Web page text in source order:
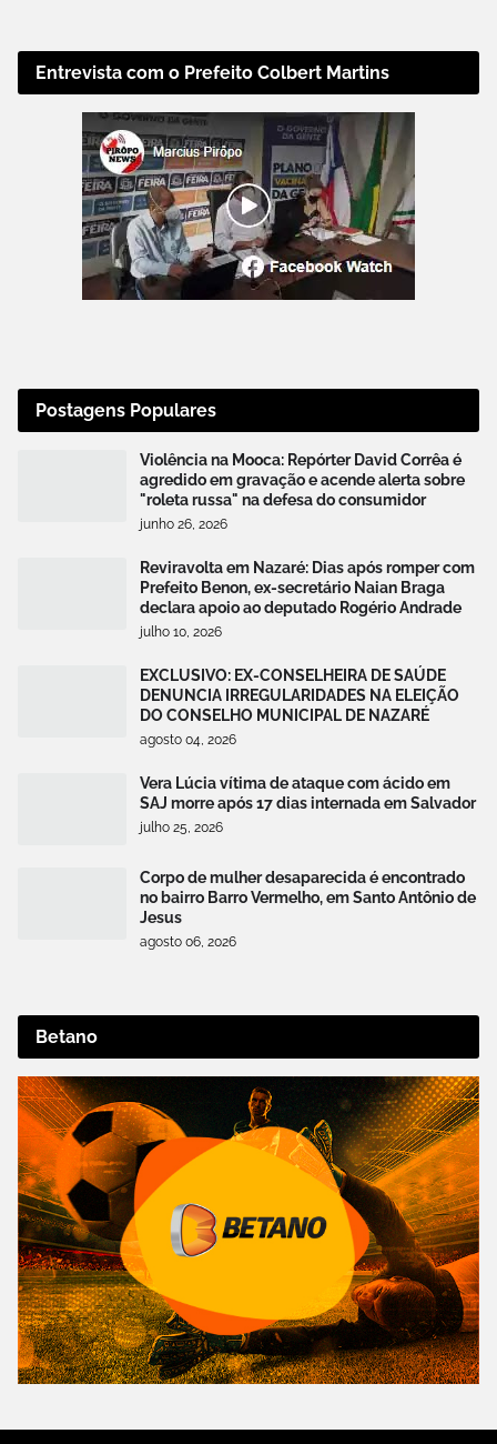
Entrevista com o Prefeito Colbert Martins
Postagens Populares
Violência na Mooca: Repórter David Corrêa é
agredido em gravação e acende alerta sobre
"roleta russa" na defesa do consumidor
junho 26, 2026
Reviravolta em Nazaré: Dias após romper com
Prefeito Benon, ex-secretário Naian Braga
declara apoio ao deputado Rogério Andrade
julho 10, 2026
EXCLUSIVO: EX-CONSELHEIRA DE SAÚDE
DENUNCIA IRREGULARIDADES NA ELEIÇÃO
DO CONSELHO MUNICIPAL DE NAZARÉ
agosto 04, 2026
Vera Lúcia vítima de ataque com ácido em
SAJ morre após 17 dias internada em Salvador
julho 25, 2026
Corpo de mulher desaparecida é encontrado
no bairro Barro Vermelho, em Santo Antônio de
Jesus
agosto 06, 2026
Betano